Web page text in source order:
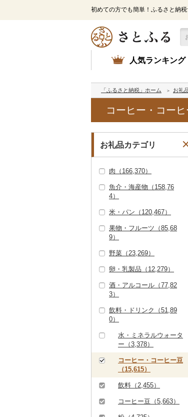
初めての方でも簡単！ふるさと納税
人気ランキング
「ふるさと納税」ホーム お礼
コーヒー・コー
お礼品カテゴリ
肉（166,370）
牛肉（精肉）（89,08
ステーキ（27,592）
すき焼き（24,603）
9）
焼肉（21,083）
牛タン（2,088）
白老牛（1,508）
仙台牛（374）
米沢牛（1,028）
山形牛（6,993）
常陸牛（1,789）
上州牛（33）
牛肉（加工品）（30,0
もつ鍋（8,840）
ローストビーフ（3,16
アグー豚（145）
その他豚肉（精肉）
（10,268）
40）
ハンバーグ（4,086）
ソーセージ・ウインナ
ー（7,388）
ベーコン・サラミ（4,
417）
その他豚肉（加工品）
鶏肉（14,777）
5）
41）
唐揚げ（1,551）
中津からあげ（49）
水炊き（2,015）
地鶏（2,012）
羊肉・ラム肉（ジンギ
スカン）（2,179）
鴨肉（456）
猪肉（502）
141）
魚介・海産物（158,76
4）
カニ（16,687）
ズワイガニ（11,642）
エビ（3,765）
46）
からすみ（557）
キャビア（663）
その他魚卵（276）
帆立（ホタテ）（6,77
5）
鮑（アワビ）（718）
牡蠣（カキ）（1,57
9）
あさり（855）
しじみ（585）
うなぎ（20,674）
鮮魚（23,846）
鮭・サーモン（7,33
8）
マグロ（4,192）
イワシ（147）
イカ・タコ（6,645）
イカ（3,833）
タコ（2,856）
海苔・海藻（7,802）
海苔（4,150）
わかめ（1,352）
干物（12,382）
ししゃも（232）
その他魚介・加工品
米・パン（120,467）
米（110,476）
ゆめぴりか（4,929）
つや姫（4,259）
コシヒカリ（48,239）
はえぬき（3,477）
さがびより（1,092）
あきたこまち（9,01
ひとめぼれ（2,805）
124）
果物・フルーツ（85,68
9）
ぶどう・マスカット
デラウェア（113）
シャインマスカット
（5,760）
その他ぶどう・マスカ
ット（2,115）
もも（6,325）
さくらんぼ（1,850）
梨（4,122）
和梨（2,977）
洋梨・ラフランス（1,
043）
マンゴー（1,591）
みかん・柑橘（22,46
4）
みかん（10,297）
すいか（1,359）
野菜（23,269）
いも（3,898）
じゃがいも（1,001）
トマト（2,526）
0）
その他トマト（840）
とうもろこし（1,51
9）
根菜（2,212）
人参（401）
大根（193）
自然薯（182）
アスパラガス（1,19
0）
豆（3,577）
きのこ（2,156）
卵・乳製品（12,279）
卵（3,948）
牛乳（1,781）
バター（969）
その他乳製品（885）
酒・アルコール（77,82
3）
ビール・発泡酒（14,1
ビール（3,459）
発泡酒（1,689）
地ビール・クラフトビ
ール（6,102）
日本酒（27,980）
純米大吟醸（9,121）
純米吟醸（8,513）
大吟醸（4,527）
吟醸（1,160）
その他日本酒（14,58
焼酎（13,829）
芋焼酎（6,405）
麦焼酎（2,903）
米焼酎（415）
黒糖焼酎（535）
梅酒（4,685）
泡盛（440）
ワイン（6,371）
白ワイン（2,882）
ウイスキー（1,444）
飲料・ドリンク（51,89
0）
水・ミネラルウォータ
ー（3,378）
コーヒー・コーヒー豆
（15,615）
飲料（2,455）
コーヒー豆（5,663）